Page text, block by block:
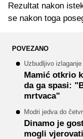
Rezultat nakon
se nakon toga
POVEZANO
Uzbudljivo izlaganje
Mamić otkrio
da ga spasi:
mrtvaca"
Modri jedva do
Dinamo je
mogli